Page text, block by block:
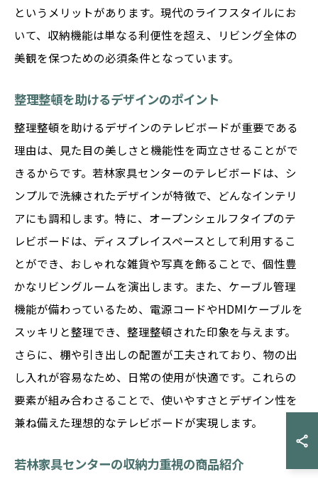
というメリットがあります。現代のライフスタイルにお
いて、収納機能は単なる利便性を超え、リビング全体の
美観を保つための必須条件となっています。
整理整頓を助けるデザインのポイント
整理整頓を助けるデザインのテレビボードが重要である
理由は、見た目の美しさと機能性を両立させることがで
きるからです。若林家具センターのテレビボードは、シ
ンプルで洗練されたデザインが特徴で、どんなインテリ
アにも調和します。特に、オープンシェルフタイプのテ
レビボードは、ディスプレイスペースとして利用するこ
とができ、おしゃれな雑貨や写真を飾ることで、個性豊
かなリビングルームを演出します。また、ケーブル管理
機能が備わっているため、電源コードやHDMIケーブルを
スッキリと整理でき、整理整頓された印象を与えます。
さらに、棚や引き出しの配置が工夫されており、物の出
し入れが容易なため、日常の使用が快適です。これらの
要素が組み合わさることで、使いやすさとデザイン性を
兼ね備えた理想的なテレビボードが実現します。
若林家具センターの収納力重視の商品紹介